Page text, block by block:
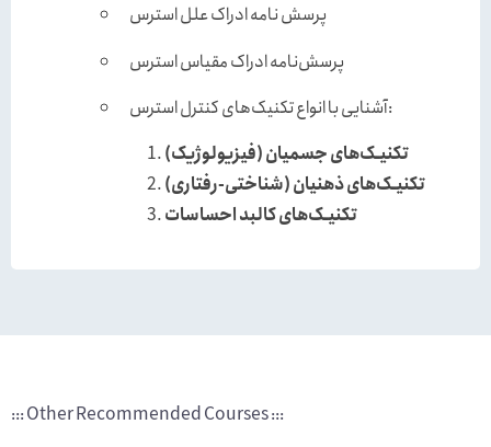
پرسش نامه ادراک علل استرس
پرسش‌نامه ادراک‌ مقیاس استرس
آشنایی با انواع تکنیک‌های کنترل استرس:
تکنیـک‌های جسمیان (فیزیولوژیک)
تکنیـک‌های ذهنیان (شناختی-رفتاری)
تکنیـک‌های کالبد احساسات
::: Other Recommended Courses :::